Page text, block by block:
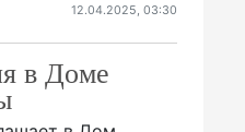
12.04.2025, 03:30
в Доме